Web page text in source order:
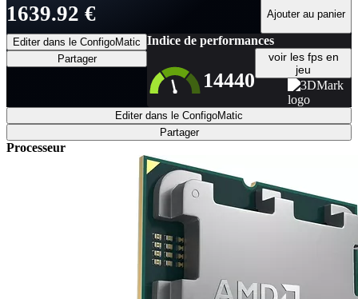
1639.92 € Ajouter au panier
Editer dans le ConfigoMatic
Partager
Indice de performances
14440
voir les fps en
jeu
Editer dans le ConfigoMatic
Partager
Processeur